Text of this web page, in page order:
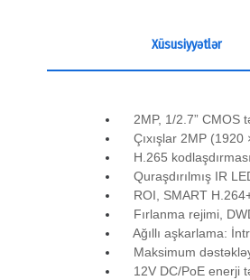
Xüsusiyyətlər
2MP, 1/2.7” CMOS
Çıxışlar 2MP (1920
H.265
Quraşdırılmış IR
ROI, SMART
Fırlanma rejimi,
Ağıllı aşkarlama:
Maksimum
12V DC/PoE enerji